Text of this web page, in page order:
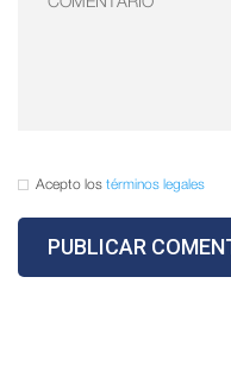
Acepto los términos legales